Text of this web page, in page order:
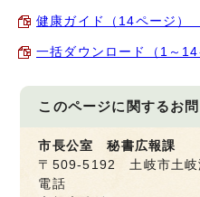
健康ガイド（14ページ）
一括ダウンロード（1～
このページに関するお
市長公室 秘書広報課
〒509-5192 土岐市土岐
電話